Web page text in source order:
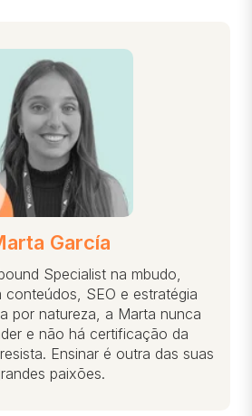
García
Specialist na mbudo,
conteúdos, SEO e estratégia
por natureza, a Marta nunca
e não há certificação da
Ensinar é outra das suas
paixões.